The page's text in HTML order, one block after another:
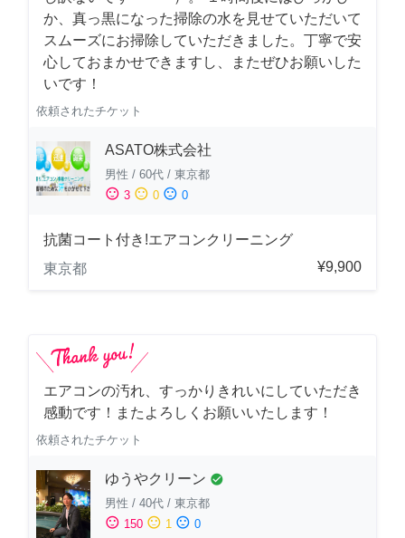
か、真っ黒になった掃除の水を見せていただいて
スムーズにお掃除していただきました。丁寧で安
心しておまかせできますし、またぜひお願いした
いです！
依頼されたチケット
ASATO株式会社
男性 / 60代 / 東京都
sentiment_satisfied 3 sentiment_neutral 0 sentiment_dissatisfied 0
抗菌コート付き!エアコンクリーニング
東京都
¥9,900
エアコンの汚れ、すっかりきれいにしていただき
感動です！またよろしくお願いいたします！
依頼されたチケット
ゆうやクリーン check_circle
男性 / 40代 / 東京都
sentiment_satisfied 150 sentiment_neutral 1 sentiment_dissatisfied 0